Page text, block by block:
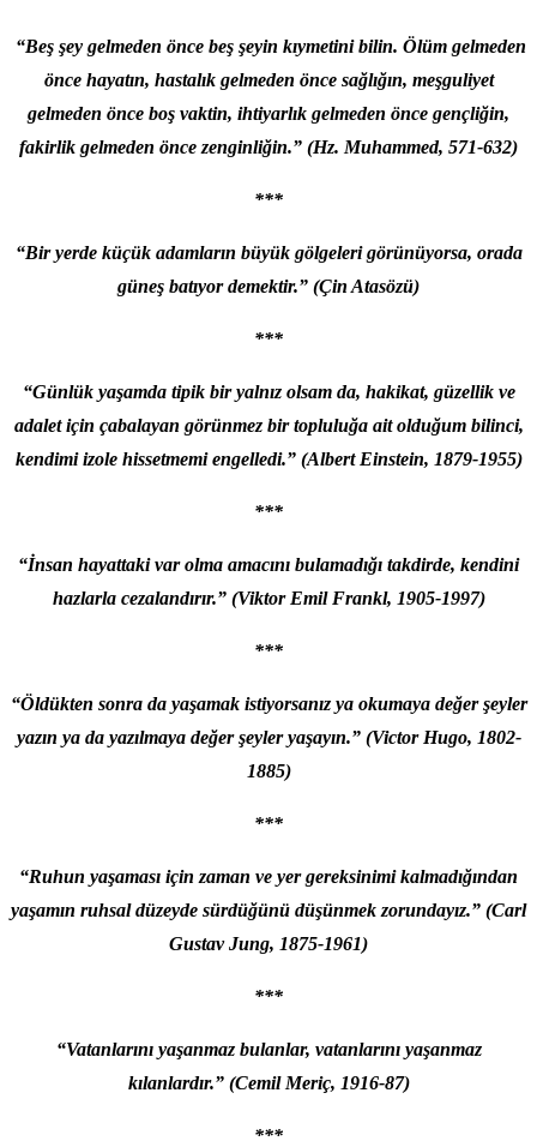
“Beş şey gelmeden önce beş şeyin kıymetini bilin. Ölüm gelmeden
önce hayatın, hastalık gelmeden önce sağlığın, meşguliyet
gelmeden önce boş vaktin, ihtiyarlık gelmeden önce gençliğin,
fakirlik gelmeden önce zenginliğin.” (Hz. Muhammed, 571-632)
***
“Bir yerde küçük adamların büyük gölgeleri görünüyorsa, orada
güneş batıyor demektir.” (Çin Atasözü)
***
“Günlük yaşamda tipik bir yalnız olsam da, hakikat, güzellik ve
adalet için çabalayan görünmez bir topluluğa ait olduğum bilinci,
kendimi izole hissetmemi engelledi.” (Albert Einstein, 1879-1955)
***
“İnsan hayattaki var olma amacını bulamadığı takdirde, kendini
hazlarla cezalandırır.” (Viktor Emil Frankl, 1905-1997)
***
“Öldükten sonra da yaşamak istiyorsanız ya okumaya değer şeyler
yazın ya da yazılmaya değer şeyler yaşayın.” (Victor Hugo, 1802-
1885)
***
“Ruhun yaşaması için zaman ve yer gereksinimi kalmadığından
yaşamın ruhsal düzeyde sürdüğünü düşünmek zorundayız.” (Carl
Gustav Jung, 1875-1961)
***
“Vatanlarını yaşanmaz bulanlar, vatanlarını yaşanmaz
kılanlardır.” (Cemil Meriç, 1916-87)
***